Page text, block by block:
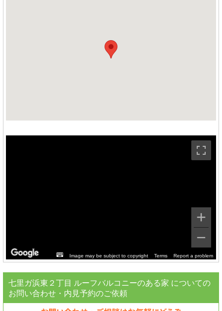
Image may be subject to copyright Terms Report a problem
七里ガ浜東２丁目 ルーフバルコニーのある家 についての
お問い合わせ・内見予約のご依頼